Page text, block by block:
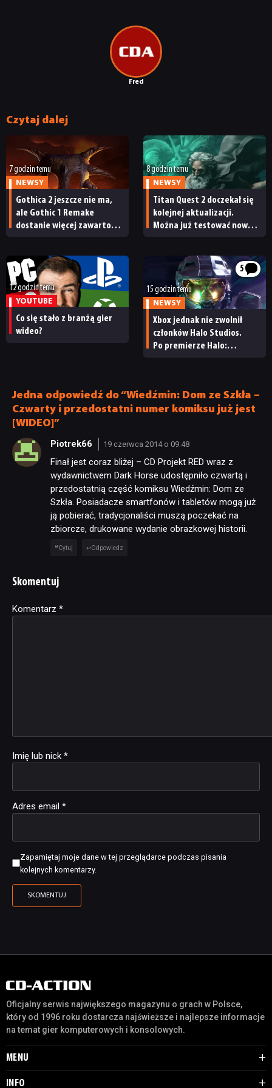
JUŻ GRALIŚMY
SKLEP
Fred
Czytaj dalej
7 godzin temu
NEWSY
Gothica 2 jeszcze nie ma,
ale Gothic 1 Remake
dostanie więcej zawartości.
8 godzin temu
NEWSY
Titan Quest 2 doczekał się
kolejnej aktualizacji.
Można już testować nową
12 godzin temu
YOUTUBE
Co się stało z branżą gier
wideo?
5
15 godzin temu
NEWSY
Xbox jednak nie zwolnił
członków Halo Studios.
Po premierze Halo:
Jedna odpowiedź do “Wiedźmin: Dom ze Szkła –
Czwarty i przedostatni numer komiksu już jest
[WIDEO]”
Piotrek66 19 czerwca 2014 o 09:48
Finał jest coraz bliżej – CD Projekt RED wraz z
wydawnictwem Dark Horse udostępniło czwartą i
przedostatnią część komiksu Wiedźmin: Dom ze
Szkła. Posiadacze smartfonów i tabletów mogą już
ją pobierać, tradycjonaliści muszą poczekać na
zbiorcze, drukowane wydanie obrazkowej historii.
Cytuj Odpowiedz
Skomentuj
Komentarz *
Imię lub nick *
Adres email *
Zapamiętaj moje dane w tej przeglądarce podczas pisania
kolejnych komentarzy.
Alternative:
Oficjalny serwis największego magazynu o grach w Polsce,
który od 1996 roku dostarcza najświeższe i najlepsze informacje
na temat gier komputerowych i konsolowych.
MENU
INFO